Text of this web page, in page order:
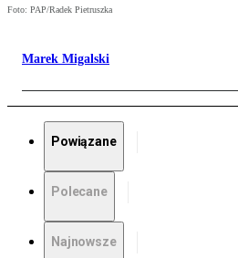
Foto: PAP/Radek Pietruszka
Marek Migalski
Powiązane
Polecane
Najnowsze